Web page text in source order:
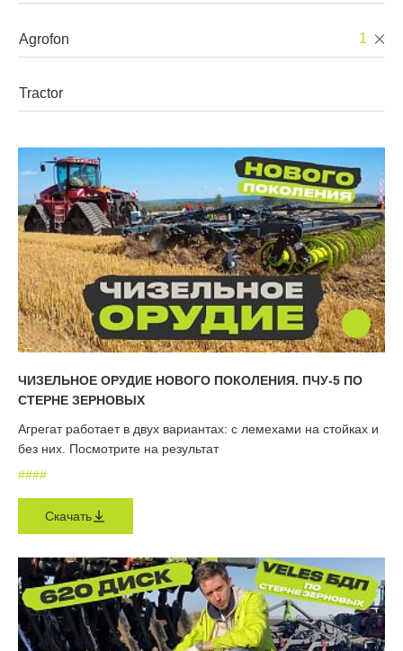
Mehrzweckgeräte
Geräteträger
1
ЧИЗЕЛЬНОЕ ОРУДИЕ НОВОГО ПОКОЛЕНИЯ. ПЧУ-5 ПО
СТЕРНЕ ЗЕРНОВЫХ
Агрегат работает в двух вариантах: с лемехами на стойках и
без них. Посмотрите на результат
####
Скачать